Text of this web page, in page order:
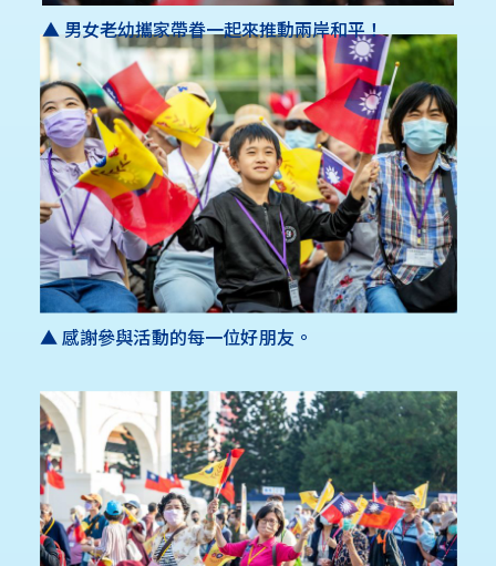
▲ 男女老幼攜家帶眷一起來推動兩岸和平！
▲ 感謝參與活動的每一位好朋友。